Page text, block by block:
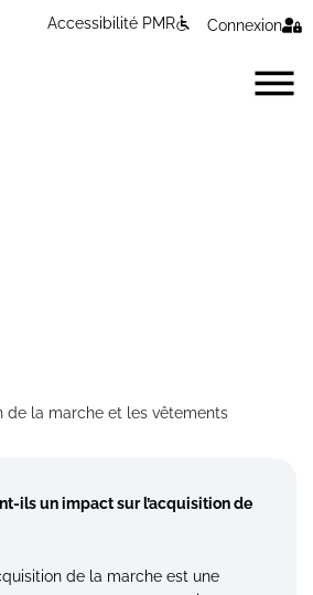
Accessibilité PMR Connexion
de la marche et les vêtements
ils un impact sur l’acquisition de
de la marche est une